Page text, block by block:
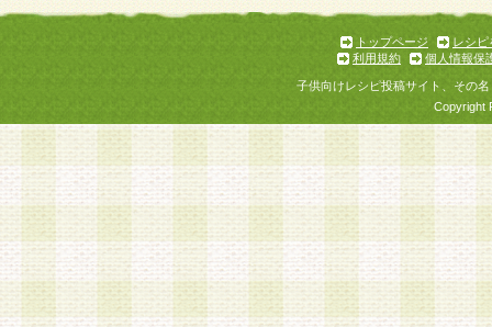
トップページ
レシピ
利用規約
個人情報保
子供向けレシピ投稿サイト、その
Copyright